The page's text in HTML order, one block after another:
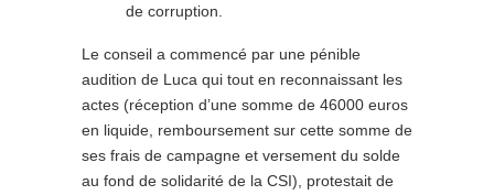
de corruption.
Le conseil a commencé par une pénible
audition de Luca qui tout en reconnaissant les
actes (réception d’une somme de 46000 euros
en liquide, remboursement sur cette somme de
ses frais de campagne et versement du solde
au fond de solidarité de la CSI), protestait de